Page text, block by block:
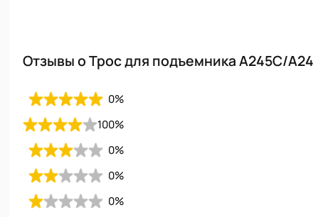
Отзывы о Трос для подъемника A245C/
0%
100%
0%
0%
0%